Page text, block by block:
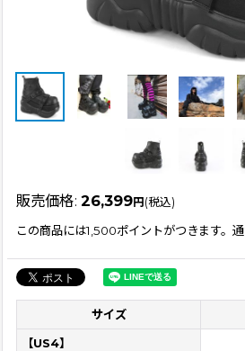
販売価格: 26,399円 (税込)
この商品には1,500ポイントがつきます。
サイズ
【US4】